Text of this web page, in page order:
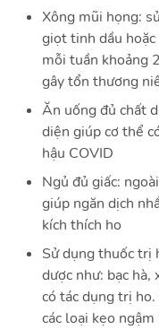
Xông mũi họng:
giọt tinh dầu
mỗi tuần khoảng
gây tổn thương
Ăn uống đủ chất
diện giúp cơ thể
hậu COVID
Ngủ đủ giấc:
giúp ngăn dịch
kích thích ho
Sử dụng thuốc trị
dược như: bạc
có tác dụng trị
các loại kẹo